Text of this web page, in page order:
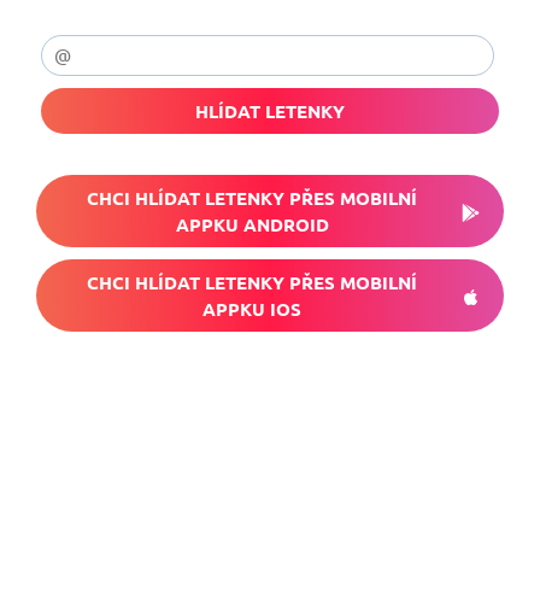
HLÍDAT LETENKY
CHCI HLÍDAT LETENKY PŘES MOBILNÍ
APPKU ANDROID
CHCI HLÍDAT LETENKY PŘES MOBILNÍ
APPKU IOS